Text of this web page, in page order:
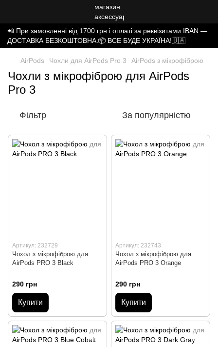
📲 При замовленні від 1700 грн і оплаті за реквізитами IBAN —
ДОСТАВКА БЕЗКОШТОВНА.📦 ВСЕ БУДЕ УКРАЇНА!🇺🇦
AirPods Чохли для AirPods Pro 3 AirPods з мікрофіброю
Чохли з мікрофіброю для AirPods
Pro 3
Фільтр За популярністю
Артикул: 232729
Чохол з мікрофіброю для
AirPods PRO 3 Black
290 грн
Купити
Артикул: 232743
Чохол з мікрофіброю для
AirPods PRO 3 Orange
290 грн
Купити